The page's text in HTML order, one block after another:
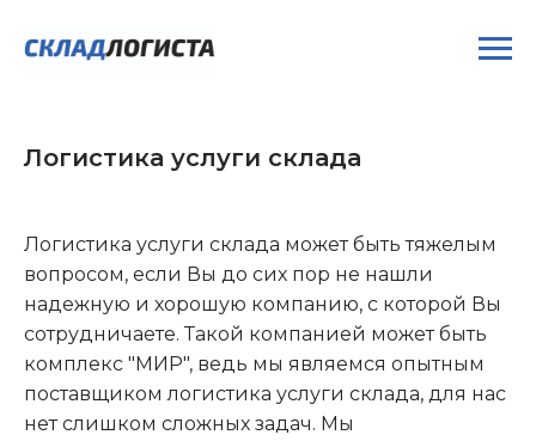
Логистика услуги склада
Логистика услуги склада может быть тяжелым
вопросом, если Вы до сих пор не нашли
надежную и хорошую компанию, с которой Вы
сотрудничаете. Такой компанией может быть
комплекс "МИР", ведь мы являемся опытным
поставщиком логистика услуги склада, для нас
нет слишком сложных задач. Мы